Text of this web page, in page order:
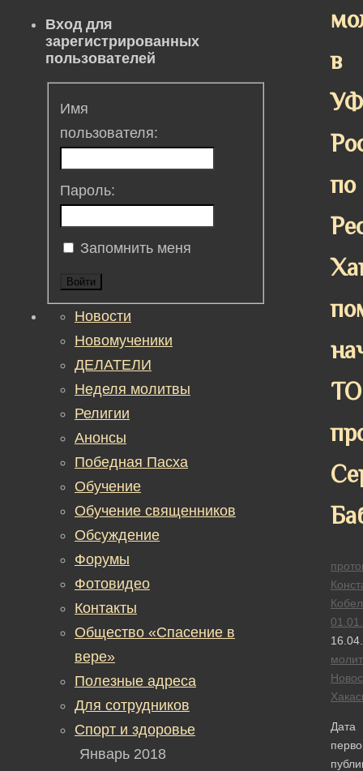
в
по
Дата
Вход для
зарегистрированных
пользователей
Имя
пользователя:
Пароль:
Запомнить меня
Войти
Новости
Новомученики
ДЕЛАТЕЛИ
Неделя молитвы
Религии
Анонсы
Победная Пасха
Обучение
Обучение священников
Обсуждение
Форумы
Фотовидео
Контакты
Общество «Спасение в
вере»
Полезные адреса
Для сотрудников
Спорт и здоровье
Январь 2018